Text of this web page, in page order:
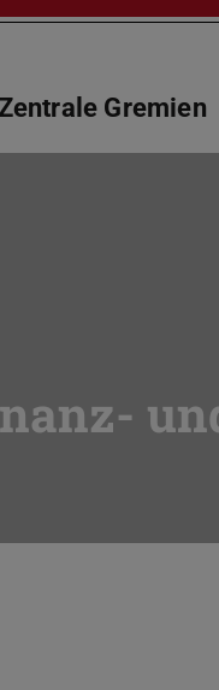
Gremien